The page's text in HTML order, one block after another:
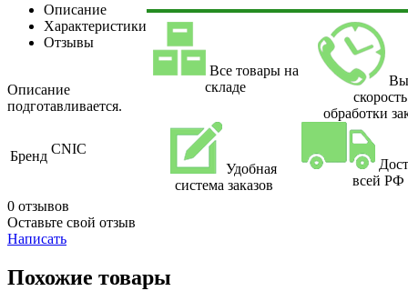
Описание
Характеристики
Отзывы
Описание
подготавливается.
Бренд CNIC
0 отзывов
Оставьте свой отзыв
Написать
Все товары на
складе
скорость
обработки
Удобная
система заказов
всей РФ
Похожие товары